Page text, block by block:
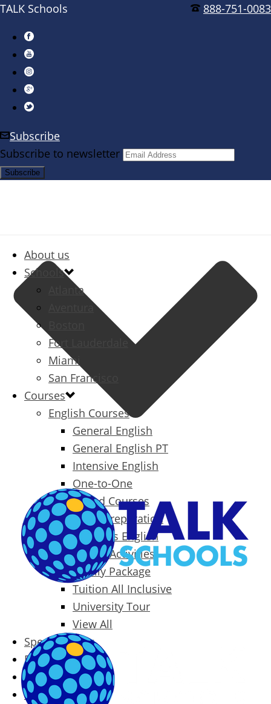
888-751-0083
TALK Schools
Subscribe
Subscribe to newsletter
About us
Schools
Atlanta
Aventura
Fort Lauderdale
Miami
San Francisco
Courses
English Courses
General English
General English PT
Intensive English
One-to-One
Specialized Courses
Exam Preparation
Business English
Packages & Activities
Family Package
Tuition All Inclusive
University Tour
View All
Special Offers
Prices
Blog
Contact